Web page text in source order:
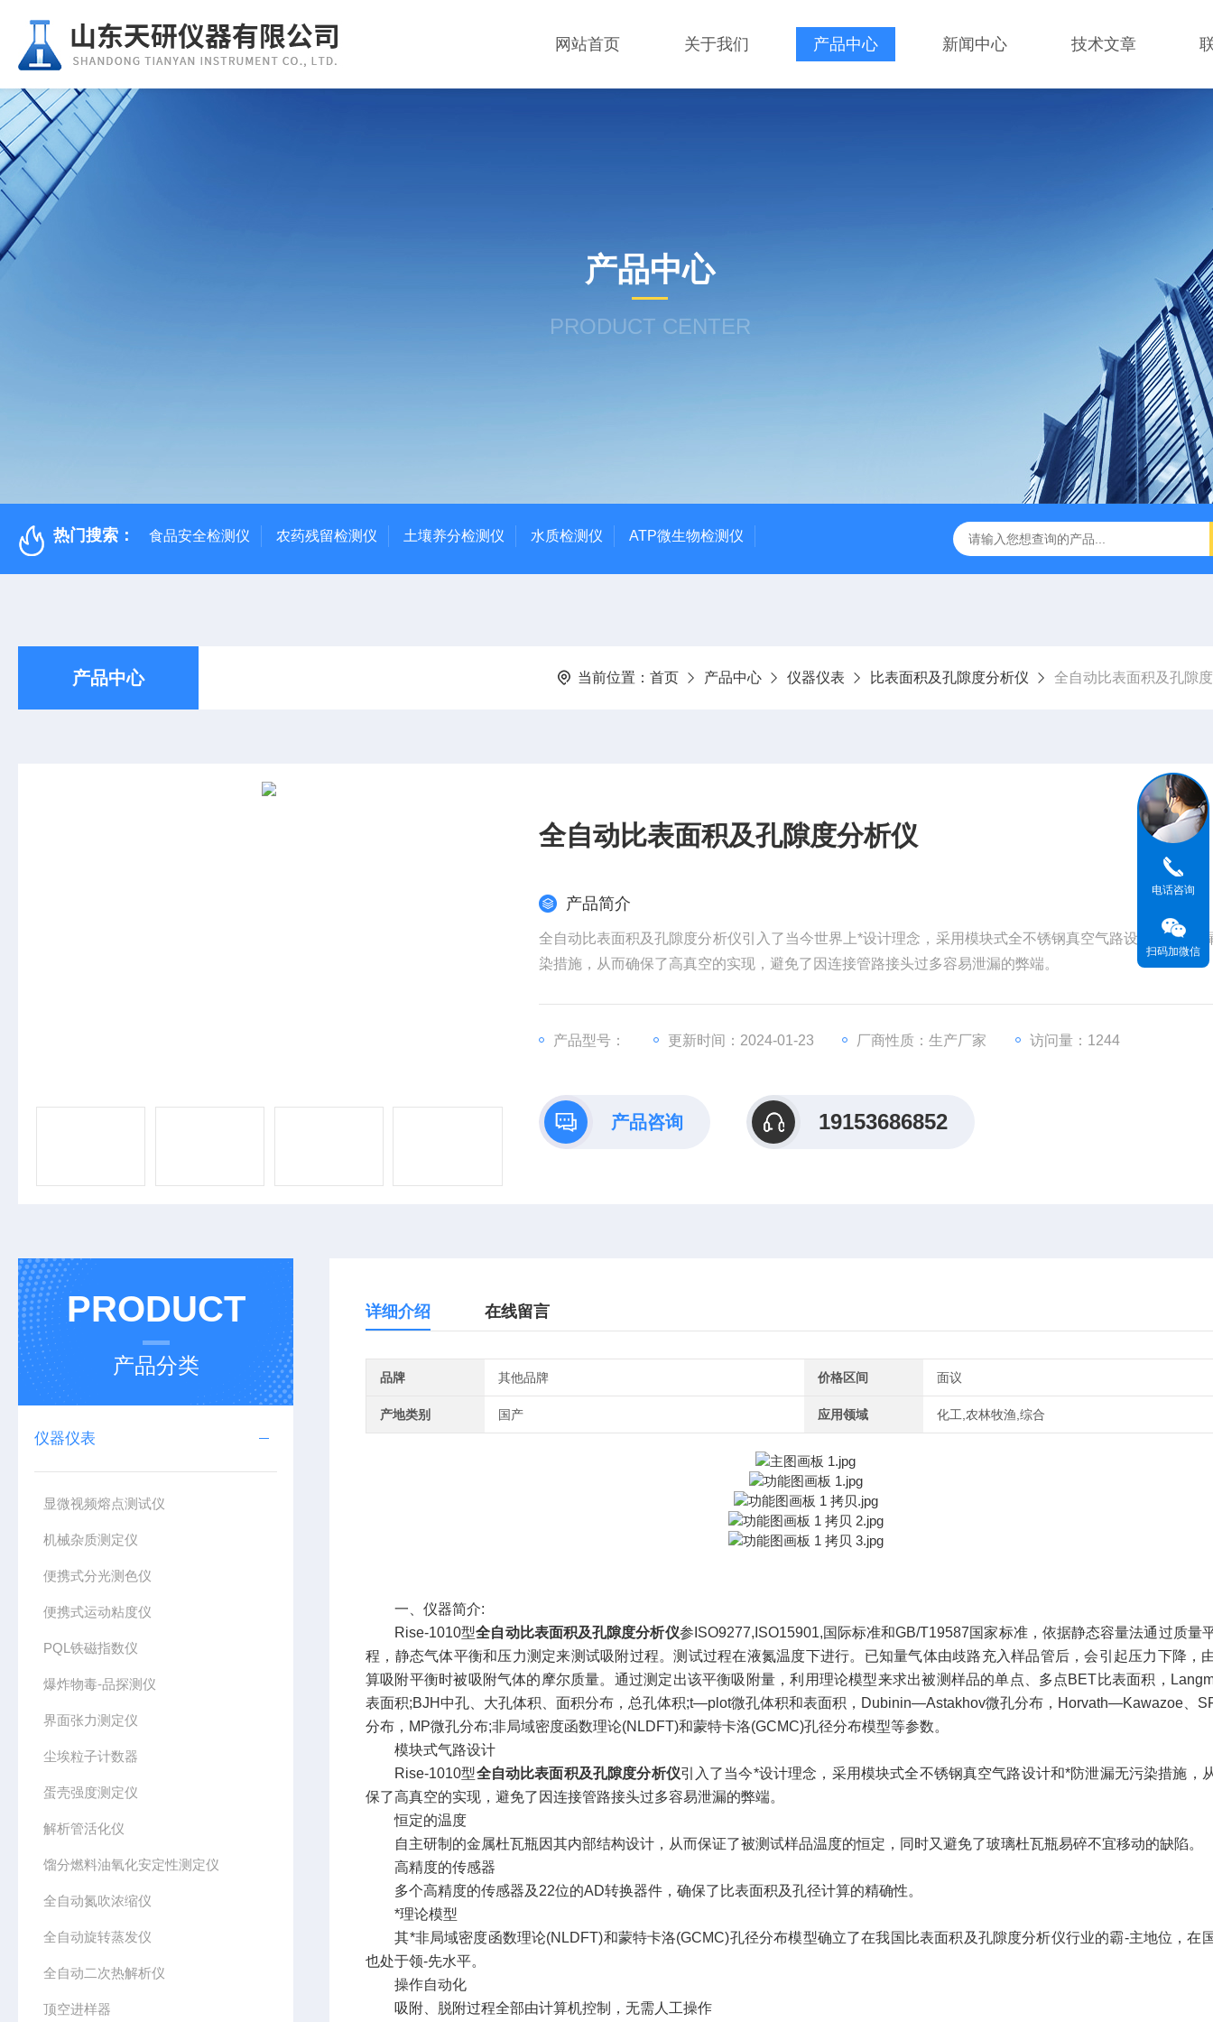
网站首页 关于我们 产品中心 新闻中心 技术文章
产品中心
PRODUCT CENTER
热门搜索： 食品安全检测仪 农药残留检测仪 土壤养分检测仪 水质检测仪 ATP微生物检测仪
产品中心 当前位置： 首页 产品中心 仪器仪表 比表面积及孔隙度分析仪 全自动比表面积及孔隙
全自动比表面积及孔隙度分析仪
产品简介
全自动比表面积及孔隙度分析仪引入了当今世界上*设计理念，采用模块式全不锈钢真空气路设计和*防泄
染措施，从而确保了高真空的实现，避免了因连接管路接头过多容易泄漏的弊端。
产品型号： 更新时间：2024-01-23 厂商性质：生产厂家 访问量：1244
产品咨询 19153686852
PRODUCT
产品分类
仪器仪表
显微视频熔点测试仪
机械杂质测定仪
便携式分光测色仪
便携式运动粘度仪
PQL铁磁指数仪
爆炸物毒-品探测仪
界面张力测定仪
尘埃粒子计数器
蛋壳强度测定仪
解析管活化仪
馏分燃料油氧化安定性测定仪
全自动氮吹浓缩仪
全自动旋转蒸发仪
全自动二次热解析仪
顶空进样器
详细介绍 在线留言
品牌 其他品牌 价格区间 面议
产地类别 国产 应用领域 化工,农林牧渔,综合
一、仪器简介:
Rise-1010型全自动比表面积及孔隙度分析仪参ISO9277,ISO15901,国际标准和GB/T19587国家标准，依据静态容量法通过质量
程，静态气体平衡和压力测定来测试吸附过程。测试过程在液氮温度下进行。已知量气体由歧路充入样品管后，会引起压力下降，
算吸附平衡时被吸附气体的摩尔质量。通过测定出该平衡吸附量，利用理论模型来求出被测样品的单点、多点BET比表面积，
表面积;BJH中孔、大孔体积、面积分布，总孔体积;t―plot微孔体积和表面积，Dubinin―Astakhov微孔分布，Horvath―Kawazoe、
分布，MP微孔分布;非局域密度函数理论(NLDFT)和蒙特卡洛(GCMC)孔径分布模型等参数。
模块式气路设计
Rise-1010型全自动比表面积及孔隙度分析仪引入了当今*设计理念，采用模块式全不锈钢真空气路设计和*防泄漏无污染措施，
保了高真空的实现，避免了因连接管路接头过多容易泄漏的弊端。
恒定的温度
自主研制的金属杜瓦瓶因其内部结构设计，从而保证了被测试样品温度的恒定，同时又避免了玻璃杜瓦瓶易碎不宜移动的缺陷。
高精度的传感器
多个高精度的传感器及22位的AD转换器件，确保了比表面积及孔径计算的精确性。
*理论模型
其*非局域密度函数理论(NLDFT)和蒙特卡洛(GCMC)孔径分布模型确立了在我国比表面积及孔隙度分析仪行业的霸-主地位，在
也处于领-先水平。
操作自动化
吸附、脱附过程全部由计算机控制，无需人工操作
电话咨询
扫码加微信